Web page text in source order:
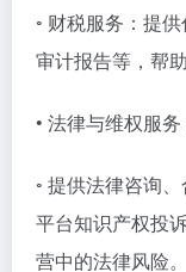
◦ 财税服务：提供
审计报告等，帮
• 法律与维权服务
◦ 提供法律咨询
平台知识产权投
营中的法律风险。